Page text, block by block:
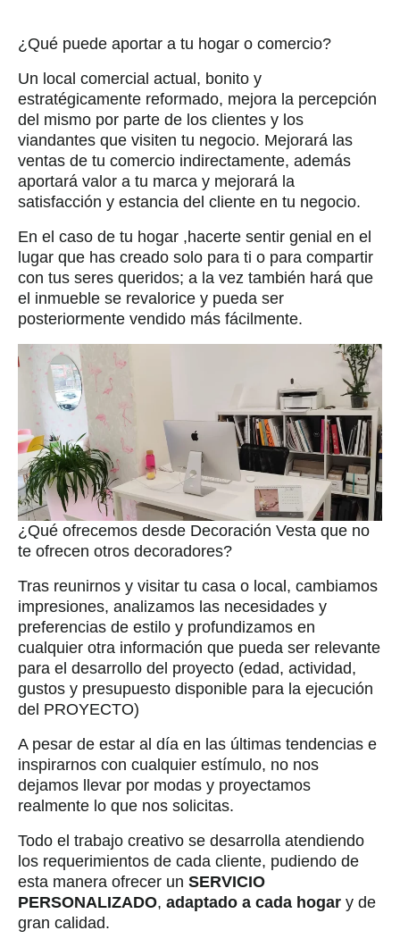
¿Qué puede aportar a tu hogar o comercio?
Un local comercial actual, bonito y
estratégicamente reformado, mejora la percepción
del mismo por parte de los clientes y los
viandantes que visiten tu negocio. Mejorará las
ventas de tu comercio indirectamente, además
aportará valor a tu marca y mejorará la
satisfacción y estancia del cliente en tu negocio.
En el caso de tu hogar ,hacerte sentir genial en el
lugar que has creado solo para ti o para compartir
con tus seres queridos; a la vez también hará que
el inmueble se revalorice y pueda ser
posteriormente vendido más fácilmente.
¿Qué ofrecemos desde Decoración Vesta que no
te ofrecen otros decoradores?
Tras reunirnos y visitar tu casa o local, cambiamos
impresiones, analizamos las necesidades y
preferencias de estilo y profundizamos en
cualquier otra información que pueda ser relevante
para el desarrollo del proyecto (edad, actividad,
gustos y presupuesto disponible para la ejecución
del PROYECTO)
A pesar de estar al día en las últimas tendencias e
inspirarnos con cualquier estímulo, no nos
dejamos llevar por modas y proyectamos
realmente lo que nos solicitas.
Todo el trabajo creativo se desarrolla atendiendo
los requerimientos de cada cliente, pudiendo de
esta manera ofrecer un SERVICIO
PERSONALIZADO, adaptado a cada hogar y de
gran calidad.